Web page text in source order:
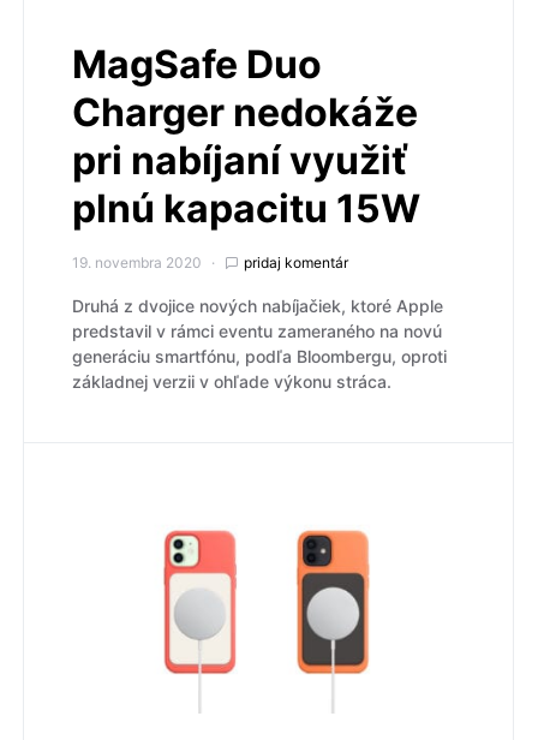
MagSafe Duo
Charger nedokáže
pri nabíjaní využiť
plnú kapacitu 15W
19. novembra 2020 pridaj komentár
Druhá z dvojice nových nabíjačiek, ktoré Apple
predstavil v rámci eventu zameraného na novú
generáciu smartfónu, podľa Bloombergu, oproti
základnej verzii v ohľade výkonu stráca.